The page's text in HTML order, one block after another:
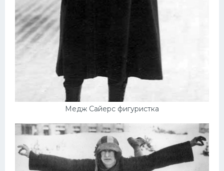
Медж Сайерс фигуристка